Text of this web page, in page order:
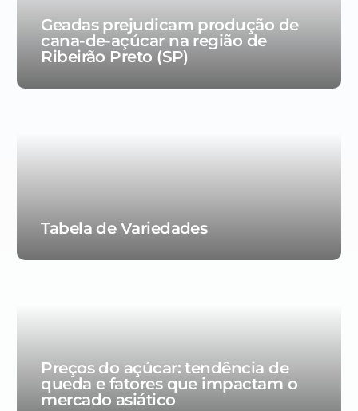
Geadas prejudicam produção de
cana-de-açúcar na região de
Ribeirão Preto (SP)
Tabela de Variedades
Preços do açúcar: tendência de
queda e fatores que impactam o
mercado asiático